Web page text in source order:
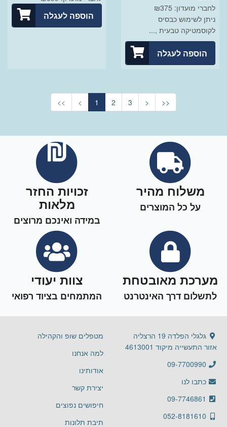
לחברי מועדון: ₪375
ניתן לשימוש כבסיס
לקוסמטיקה טבעית ,...
הוספה לעגלה
הוספה לעגלה
<< < 1 2 3 > >>
משלוח מהיר
על כל המוצרים
זכויות החזר
מלאות
במידה ואינכם מרוצים
מערכת מאובטחת
לתשלום דרך האינטרנט
צוות יעודי
המתמחים בציוד רפואי
גלגלי הפלדה 19 הרצליה
אזור התעשייה מיקוד 4613001
09-7700990
כתבו לנו
09-7746861
052-8181610
מטפלים שופ והקהילה
למה אנחנו
אודותינו
יצירת קשר
חיפושים נפוצים
תיבת תלונות